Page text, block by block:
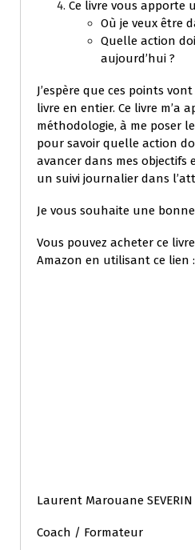
Ce livre vous apporte
Où je veux être
Quelle action
aujourd’hui ?
J’espère que ces points
livre en entier. Ce livre m’a
méthodologie, à me poser
pour savoir quelle action
avancer dans mes objectifs
un suivi journalier dans
Je vous souhaite une
Vous pouvez acheter ce
Amazon en utilisant ce lien :
Laurent Marouane SEVERIN
Coach / Formateur